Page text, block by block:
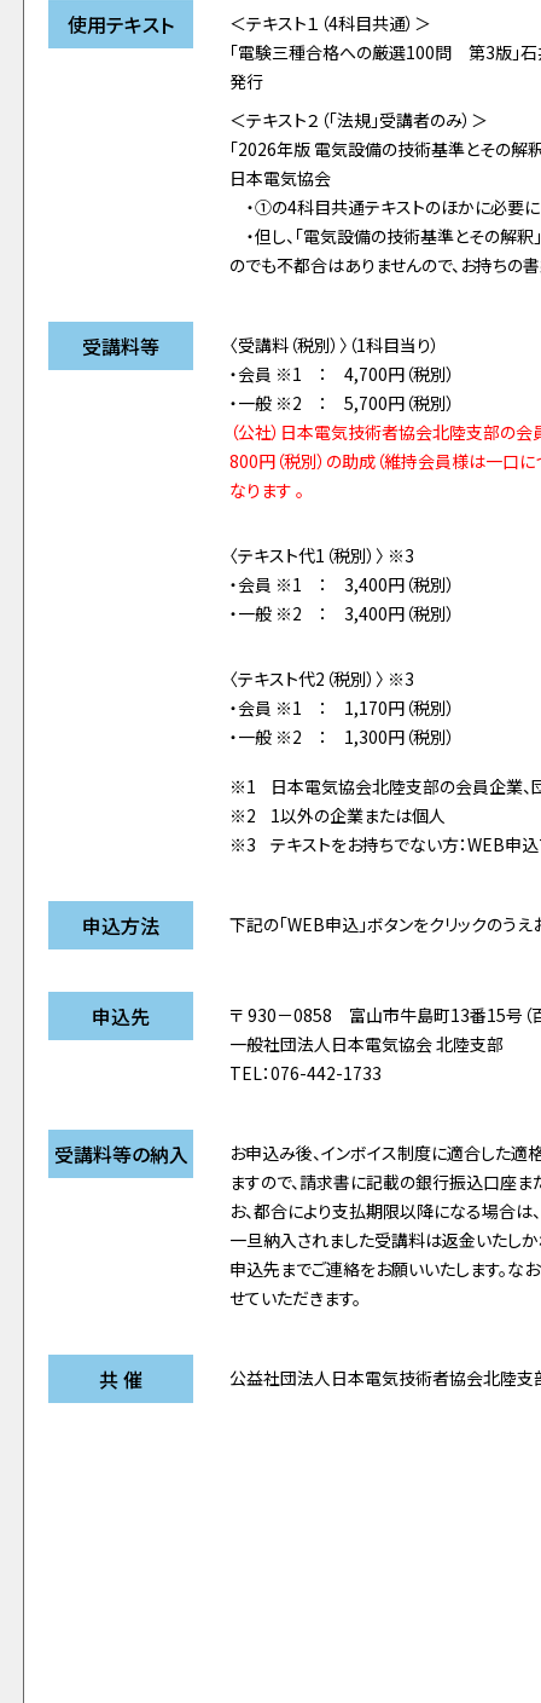
使用テキスト
＜テキスト１（4科目共通）＞
「電験三種合格への厳選100問 第3版
発行
＜テキスト２（「法規」受講者のみ）＞
「2026年版 電気設備の技術基準とその解
日本電気協会
・①の4科目共通テキストのほかに必要に
・但し、「電気設備の技術基準とその解
のでも不都合はありませんので、お持ちの
受講料等
〈受講料（税別）〉（1科目当り）
・会員 ※1 ： 4,700円（税別）
・一般 ※2 ： 5,700円（税別）
（公社）日本電気技術者協会北陸支部の
800円（税別）の助成（維持会員様は一口
なります 。
〈テキスト代1（税別）〉 ※3
・会員 ※1 ： 3,400円（税別）
・一般 ※2 ： 3,400円（税別）
〈テキスト代2（税別）〉 ※3
・会員 ※1 ： 1,170円（税別）
・一般 ※2 ： 1,300円（税別）
日本電気協会北陸支部の会員企業、
1以外の企業または個人
テキストをお持ちでない方：WEB申
申込方法 下記の「WEB申込」ボタンをクリックのうえ
申込先
〒 930－0858 富山市牛島町13番15号（
一般社団法人日本電気協会 北陸支部
TEL：076-442-1733
受講料等の納入
お申込み後、インボイス制度に適合した
ますので、請求書に記載の銀行振込口座
お、都合により支払期限以降になる場合は
一旦納入されました受講料は返金いたし
申込先までご連絡をお願いいたします。な
せていただきます。
共 催 公益社団法人日本電気技術者協会北陸支